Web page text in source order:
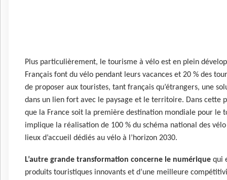
Plus particulièrement, le tourisme à vélo est en plein
Français font du vélo pendant leurs vacances et 20 % des
de proposer aux touristes, tant français qu’étrangers, une
dans un lien fort avec le paysage et le territoire. Dans cette
que la France soit la première destination mondiale pour le
implique la réalisation de 100 % du schéma national des
lieux d’accueil dédiés au vélo à l’horizon 2030.
L’autre grande transformation concerne le numérique qui
produits touristiques innovants et d’une meilleure